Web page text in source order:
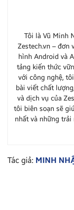
Tôi là Vũ Minh
Zestech.vn –
hình Android và
tảng kiến thức
với công nghệ,
bài viết chất
và dịch vụ của
tôi biên soạn sẽ
nhất và những
Tác giả: MINH